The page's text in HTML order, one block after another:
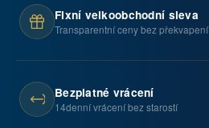
Fixní velkoobchodní sleva
Transparentní ceny bez překvapení
Bezplatné vrácení
14denní vrácení bez starostí